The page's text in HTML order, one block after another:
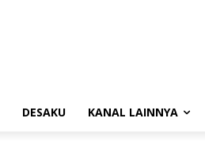
DESAKU KANAL LAINNYA